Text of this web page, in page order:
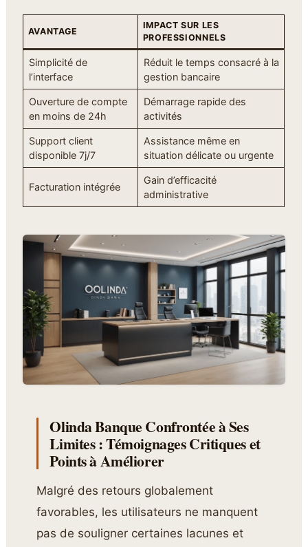
AVANTAGE
IMPACT SUR LES
PROFESSIONNELS
Simplicité de
l’interface
Réduit le temps consacré à la
gestion bancaire
Ouverture de compte
en moins de 24h
Démarrage rapide des
activités
Support client
disponible 7j/7
Assistance même en
situation délicate ou urgente
Facturation intégrée
Gain d’efficacité
administrative
Olinda Banque Confrontée à Ses
Limites : Témoignages Critiques et
Points à Améliorer
Malgré des retours globalement
favorables, les utilisateurs ne manquent
pas de souligner certaines lacunes et